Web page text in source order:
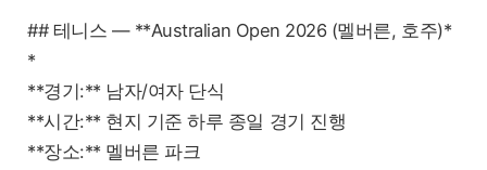
## 테니스 — **Australian Open 2026 (멜버른, 호주)*
*
**경기:** 남자/여자 단식
**시간:** 현지 기준 하루 종일 경기 진행
**장소:** 멜버른 파크